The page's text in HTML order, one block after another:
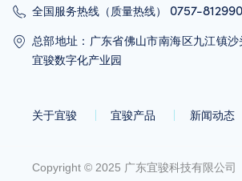
全国服务热线（质量热线） 0757-
总部地址：广东省佛山市南海区九江镇
宜骏数字化产业园
关于宜骏 宜骏产品 新闻动态
Copyright © 2025 广东宜骏科技有限公司